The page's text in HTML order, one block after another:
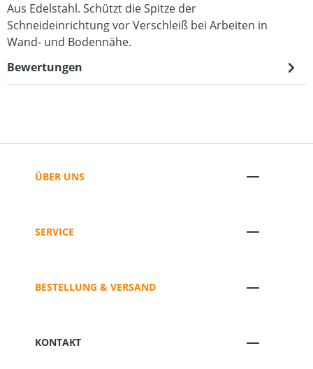
Aus Edelstahl. Schützt die Spitze der
Schneideinrichtung vor Verschleiß bei Arbeiten in
Wand- und Bodennähe.
Bewertungen
ÜBER UNS
SERVICE
BESTELLUNG & VERSAND
KONTAKT